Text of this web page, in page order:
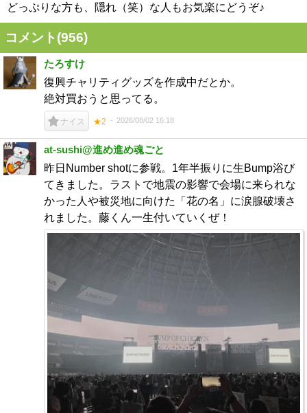
どっぷりな方も、隠れ（笑）な人もお気楽にどうぞ♪
コメント(956)
たろすけ
復興チャリティグッズを作成中だとか。
絶対買おうと思ってる。
ナイス ★2 2026/08/02 16:18
at-sushi@進め進め魂ごと
昨日Number shotに参戦。1年半振りに生Bump浴び
てきました。ラストで地震の影響で会場に来られな
かった人や被災地に向けた「花の名」に涙腺破壊さ
れました。藤くん一生付いていくぜ！